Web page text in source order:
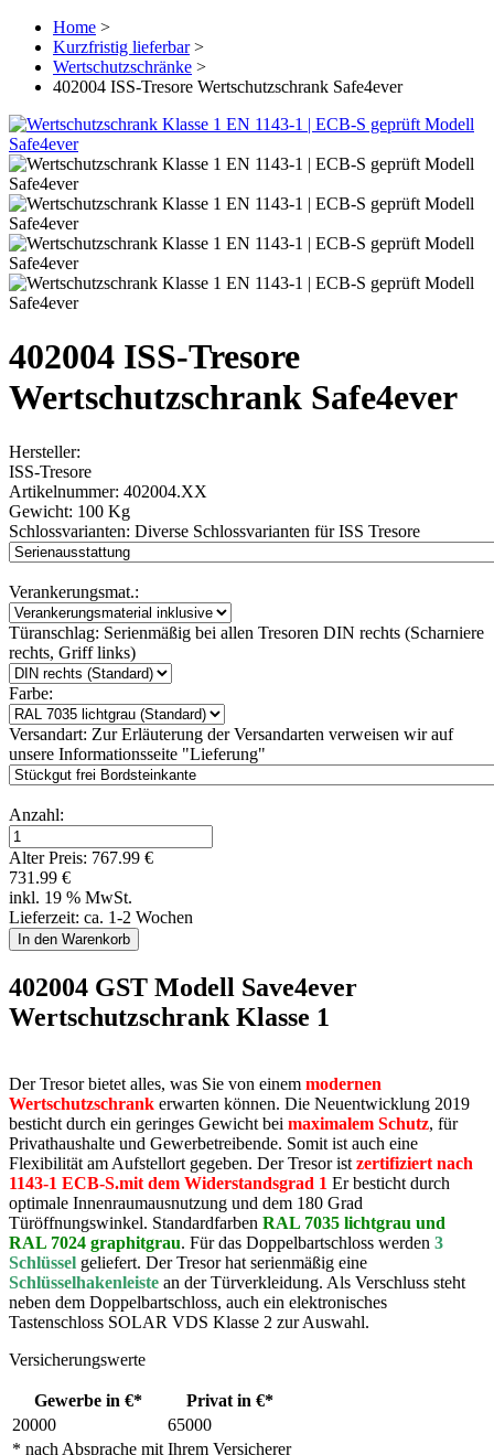
Home >
Kurzfristig lieferbar >
Wertschutzschränke >
402004 ISS-Tresore Wertschutzschrank Safe4ever
402004 ISS-Tresore
Wertschutzschrank Safe4ever
Hersteller:
ISS-Tresore
Artikelnummer: 402004.XX
Gewicht: 100 Kg
Schlossvarianten: Diverse Schlossvarianten für ISS Tresore
Verankerungsmat.:
Türanschlag: Serienmäßig bei allen Tresoren DIN rechts (Scharniere
rechts, Griff links)
Farbe:
Versandart: Zur Erläuterung der Versandarten verweisen wir auf
unsere Informationsseite "Lieferung"
Anzahl:
Alter Preis: 767.99 €
731.99 €
inkl. 19 % MwSt.
Lieferzeit: ca. 1-2 Wochen
402004 GST Modell Save4ever
Wertschutzschrank Klasse 1
Der Tresor bietet alles, was Sie von einem modernen
Wertschutzschrank erwarten können. Die Neuentwicklung 2019
besticht durch ein geringes Gewicht bei maximalem Schutz, für
Privathaushalte und Gewerbetreibende. Somit ist auch eine
Flexibilität am Aufstellort gegeben. Der Tresor ist zertifiziert nach
1143-1 ECB-S.mit dem Widerstandsgrad 1 Er besticht durch
optimale Innenraumausnutzung und dem 180 Grad
Türöffnungswinkel. Standardfarben RAL 7035 lichtgrau und
RAL 7024 graphitgrau. Für das Doppelbartschloss werden 3
Schlüssel geliefert. Der Tresor hat serienmäßig eine
Schlüsselhakenleiste an der Türverkleidung. Als Verschluss steht
neben dem Doppelbartschloss, auch ein elektronisches
Tastenschloss SOLAR VDS Klasse 2 zur Auswahl.
Versicherungswerte
Gewerbe in €* Privat in €*
* nach Absprache mit Ihrem Versicherer
20000 65000